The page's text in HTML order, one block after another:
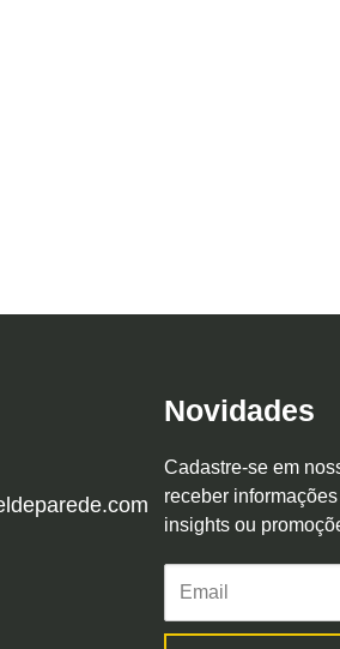
Novidades
Cadastre-se em
receber
insights ou